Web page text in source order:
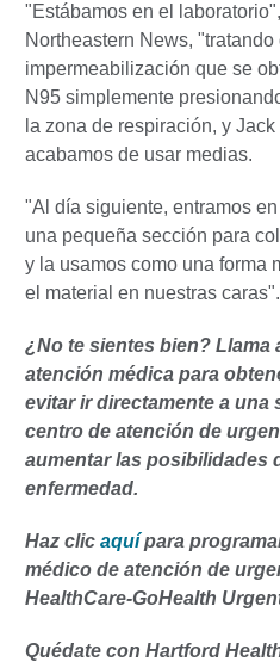
"Estábamos en el
Northeastern News, "tratando
impermeabilización que se
N95 simplemente
la zona de respiración, y
acabamos de usar medias.
"Al día siguiente, entramos
una pequeña sección para
y la usamos como una forma
el material en nuestras caras".
¿No te sientes bien? Llama
atención médica para
evitar ir directamente a una
centro de atención de
aumentar las posibilidades
enfermedad.
Haz clic aquí para
médico de atención de
HealthCare-GoHealth
Quédate con Hartford